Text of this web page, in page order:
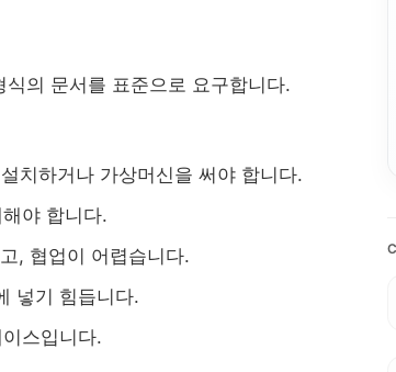
식의 문서를 표준으로 요구합니다.
치하거나 가상머신을 써야 합니다.
야 합니다.
, 협업이 어렵습니다.
넣기 힘듭니다.
스입니다.